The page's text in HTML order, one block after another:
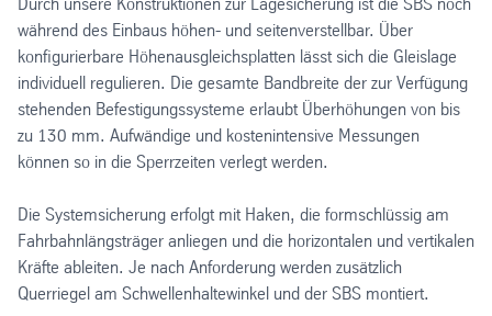
während des Einbaus höhen- und seitenverstellbar. Über
konfigurierbare Höhenausgleichsplatten lässt sich die Gleislage
individuell regulieren. Die gesamte Bandbreite der zur Verfügung
stehenden Befestigungssysteme erlaubt Überhöhungen von bis
zu 130 mm. Aufwändige und kostenintensive Messungen
können so in die Sperrzeiten verlegt werden.
Die Systemsicherung erfolgt mit Haken, die formschlüssig am
Fahrbahnlängsträger anliegen und die horizontalen und vertikalen
Kräfte ableiten. Je nach Anforderung werden zusätzlich
Querriegel am Schwellenhaltewinkel und der SBS montiert.